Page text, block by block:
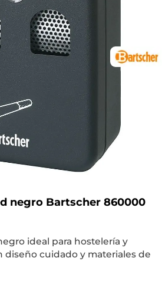
negro Bartscher 860000
ideal para hostelería y
diseño cuidado y materiales de